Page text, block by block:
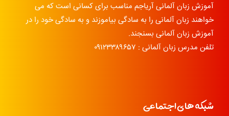
آموزش زبان آلمانی آریاجم مناسب برای کسانی است که می
خواهند زبان آلمانی را به سادگی بیاموزند و به سادگی خود را در
آموزش زبان آلمانی بسنجند.
تلفن مدرس زبان آلمانی : ۰۹۱۲۳۳۸۹۶۵۷
شبکه های اجتماعی